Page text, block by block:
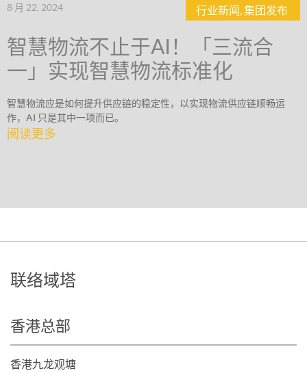
8 月 22, 2024 行业新闻 集团发布
智慧物流不止于AI！「三流合
一」实现智慧物流标准化
智慧物流应是如何提升供应链的稳定性，以实现物流供应链顺畅运
作，AI 只是其中一项而已。
阅读更多
联络域塔
香港总部
香港九龙观塘